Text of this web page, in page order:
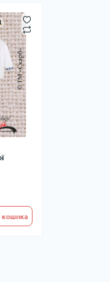
кошика